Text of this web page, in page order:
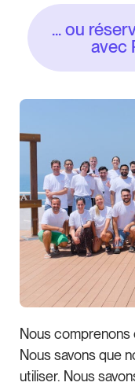
... ou
avec
Nous comprenons
Nous savons que
utiliser. Nous